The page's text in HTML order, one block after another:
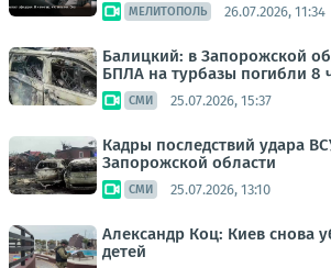
МЕЛИТОПОЛЬ 26.07.2026, 11:34
Балицкий: в Запорожской
БПЛА на турбазы погибли 8
СМИ 25.07.2026, 15:37
Кадры последствий удара
Запорожской области
СМИ 25.07.2026, 13:10
Александр Коц: Киев снова
детей